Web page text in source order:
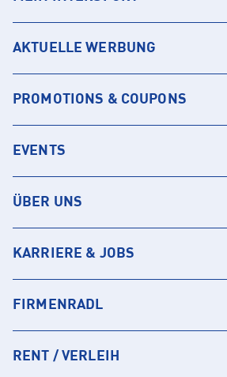
AKTUELLE WERBUNG
PROMOTIONS & COUPONS
EVENTS
ÜBER UNS
KARRIERE & JOBS
FIRMENRADL
RENT / VERLEIH